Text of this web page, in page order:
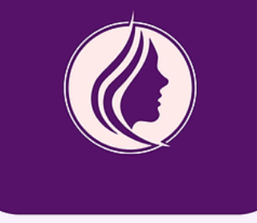
람 상대가 편하면 유흥 쪽이 맞습니다. 스웨디시알
바 스웨디시알바 2️⃣ 수입 구조 비교 스웨디시알바
관리 건당 수입 구조 예약 밀도에 따라 수입 차이
준하면 안정적 유흥알바 기본 페이 + 추가 수입 단
높은 업소 존재 변동폭은 큰 편 👉 안정성을 원하
스웨디시,단기간 고수입 목표면 유흥알바가 유리
니다. 스웨디시알바 3️⃣ 체력·멘탈 소모 차이 스웨디
시알바 체력은 쓰지만 멘탈 소모 적음 휴식 시간
교적 보장 유흥알바 체력